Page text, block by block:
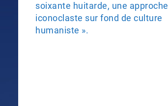
soixante huitarde, une approche
iconoclaste sur fond de culture
humaniste ».